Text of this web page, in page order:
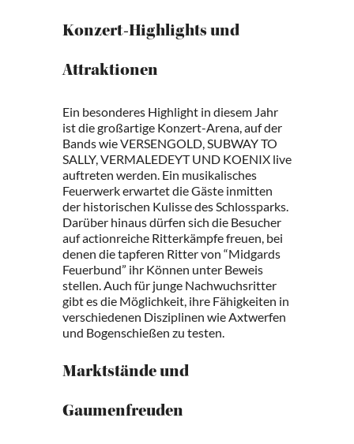
Konzert-Highlights und
Attraktionen
Ein besonderes Highlight in diesem Jahr
ist die großartige Konzert-Arena, auf der
Bands wie VERSENGOLD, SUBWAY TO
SALLY, VERMALEDEYT UND KOENIX live
auftreten werden. Ein musikalisches
Feuerwerk erwartet die Gäste inmitten
der historischen Kulisse des Schlossparks.
Darüber hinaus dürfen sich die Besucher
auf actionreiche Ritterkämpfe freuen, bei
denen die tapferen Ritter von “Midgards
Feuerbund” ihr Können unter Beweis
stellen. Auch für junge Nachwuchsritter
gibt es die Möglichkeit, ihre Fähigkeiten in
verschiedenen Disziplinen wie Axtwerfen
und Bogenschießen zu testen.
Marktstände und
Gaumenfreuden